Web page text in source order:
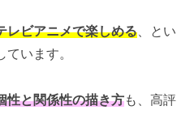
レビアニメで楽しめる 、とい
います。
性と関係性の描き方も、高評